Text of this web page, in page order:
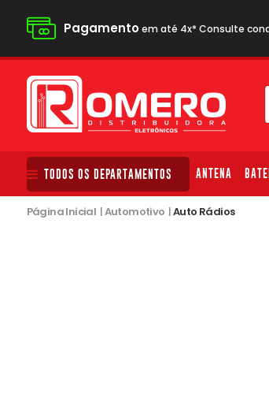
Pagamentoem até 4x* Consulte
TODOS OS DEPARTAMENTOS ANTENA
Página Inicial |Automotivo |Auto Rádios